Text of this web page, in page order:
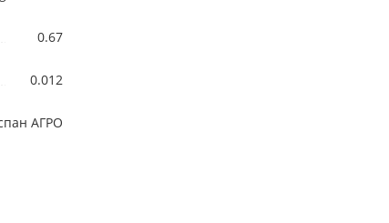
0.67
0.012
АГРО